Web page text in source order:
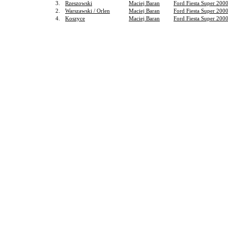
3.
Rzeszowski Maciej Baran
Ford Fiesta Super
2.
Warszawski / Orlen Maciej Baran
Ford Fiesta Super
4.
Koszyce Maciej Baran Ford Fiesta Super